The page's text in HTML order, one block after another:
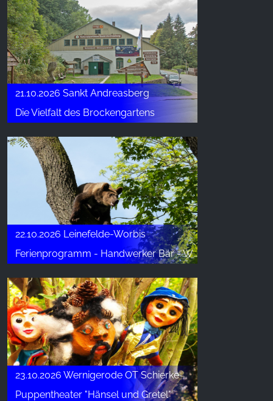
21.10.2026 Sankt Andreasberg
Die Vielfalt des Brockengartens
22.10.2026 Leinefelde-Worbis
Ferienprogramm - Handwerker Bär - Wildes Schnitzen
23.10.2026 Wernigerode OT Schierke
Puppentheater "Hänsel und Gretel"